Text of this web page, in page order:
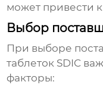
может привести
Выбор
При выборе
таблеток SDIC
факторы: